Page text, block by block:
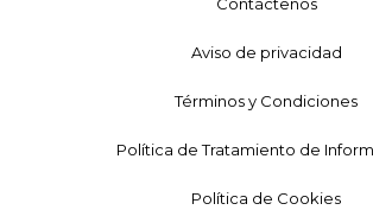
Aviso de privacidad
Términos y Condiciones
Política de Tratamiento de
Política de Cookies